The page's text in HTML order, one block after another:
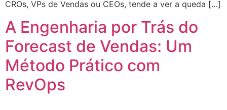
CROs, VPs de Vendas ou CEOs, tende a ver a queda […]
A Engenharia por Trás do
Forecast de Vendas: Um
Método Prático com
RevOps